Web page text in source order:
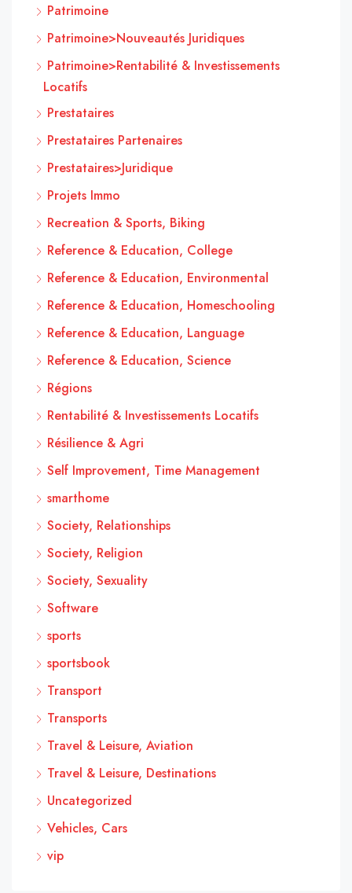
Patrimoine
Patrimoine>Nouveautés Juridiques
Patrimoine>Rentabilité & Investissements
Locatifs
Prestataires
Prestataires Partenaires
Prestataires>Juridique
Projets Immo
Recreation & Sports, Biking
Reference & Education, College
Reference & Education, Environmental
Reference & Education, Homeschooling
Reference & Education, Language
Reference & Education, Science
Régions
Rentabilité & Investissements Locatifs
Résilience & Agri
Self Improvement, Time Management
smarthome
Society, Relationships
Society, Religion
Society, Sexuality
Software
sports
sportsbook
Transport
Transports
Travel & Leisure, Aviation
Travel & Leisure, Destinations
Uncategorized
Vehicles, Cars
vip